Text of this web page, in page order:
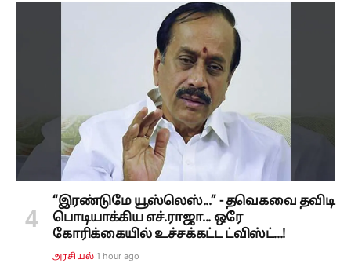
“இரண்டுமே யூஸ்லெஸ்...” - தவெகவை தவிடி
பொடியாக்கிய எச்.ராஜா... ஒரே
கோரிக்கையில் உச்சக்கட்ட ட்விஸ்ட்...!
அரசியல் 1 hour ago